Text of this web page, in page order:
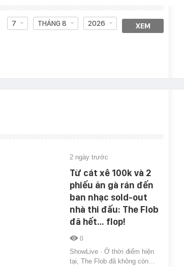
7 THÁNG 8 2026 XEM
2 ngày trước
Từ cát xê 100k và 2
phiếu ăn gà rán đến
ban nhạc sold-out
nhà thi đấu: The Flob
đã hết… flop!
0
ShowLive · Ở thời điểm hiện
tại, The Flob đã không còn…